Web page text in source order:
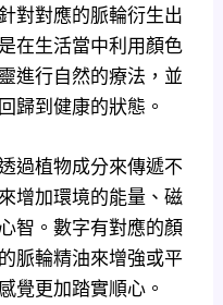
對對應的脈輪衍生出
在生活當中利用顏色
進行自然的療法，並
歸到健康的狀態。
過植物成分來傳遞不
增加環境的能量、磁
智。數字有對應的顏
脈輪精油來增強或平
覺更加踏實順心。